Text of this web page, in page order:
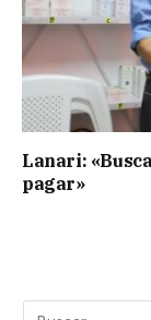
Lanari:
pagar»